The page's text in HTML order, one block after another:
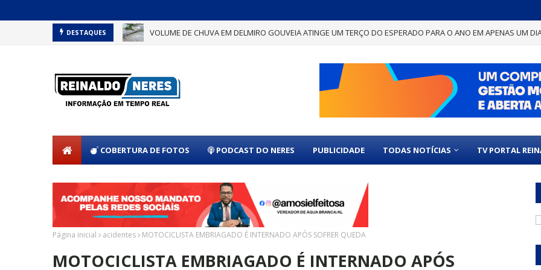
DESTAQUES VOLUME DE CHUVA EM DELMIRO GOUVEIA ATINGE UM TERÇO DO ESPERADO PARA O ANO EM APENAS UM
COBERTURA DE FOTOS PODCAST DO NERES PUBLICIDADE TODAS NOTÍCIAS TV PORTAL
Página inicial acidentes MOTOCICLISTA EMBRIAGADO É INTERNADO APÓS SOFRER QUEDA
MOTOCICLISTA EMBRIAGADO É INTERNADO APÓS